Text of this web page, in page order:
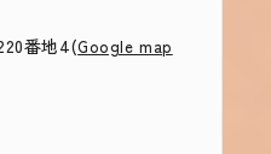
番地4(Google map